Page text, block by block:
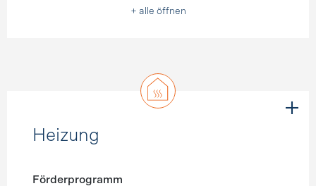
+ alle öffnen
Heizung
Förderprogramm